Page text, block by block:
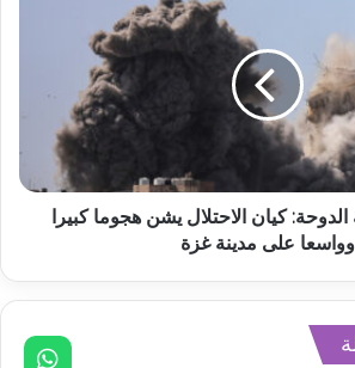
كيان الاحتلال يشن هجوما كبيرا
وواسعا على مدينة غزة